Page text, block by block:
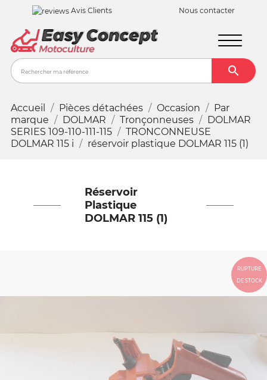
Avis Clients Nous contacter

Accueil Pièces détachées Occasion
Par
marque
DOLMAR Tronçonneuses
DOLMAR
SERIES 109-110-111-115
TRONCONNEUSE
DOLMAR 115 i
réservoir plastique DOLMAR 115 (1)
Réservoir
Plastique
DOLMAR 115 (1)
RUPTURE
DE STOCK